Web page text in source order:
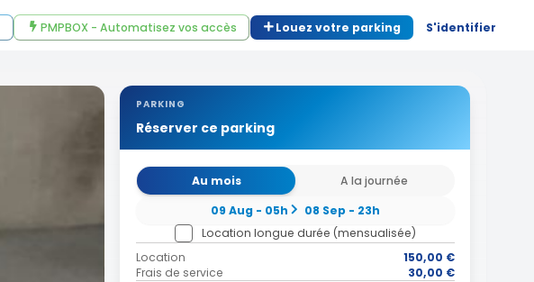
PMPBOX - Automatisez vos accès Louez votre parking S'identifier
PARKING
Réserver ce parking
Au mois
A la journée
09 Aug - 05h
08 Sep - 23h
Location longue durée (mensualisée)
Location
150,00 €
Frais de service
30,00 €